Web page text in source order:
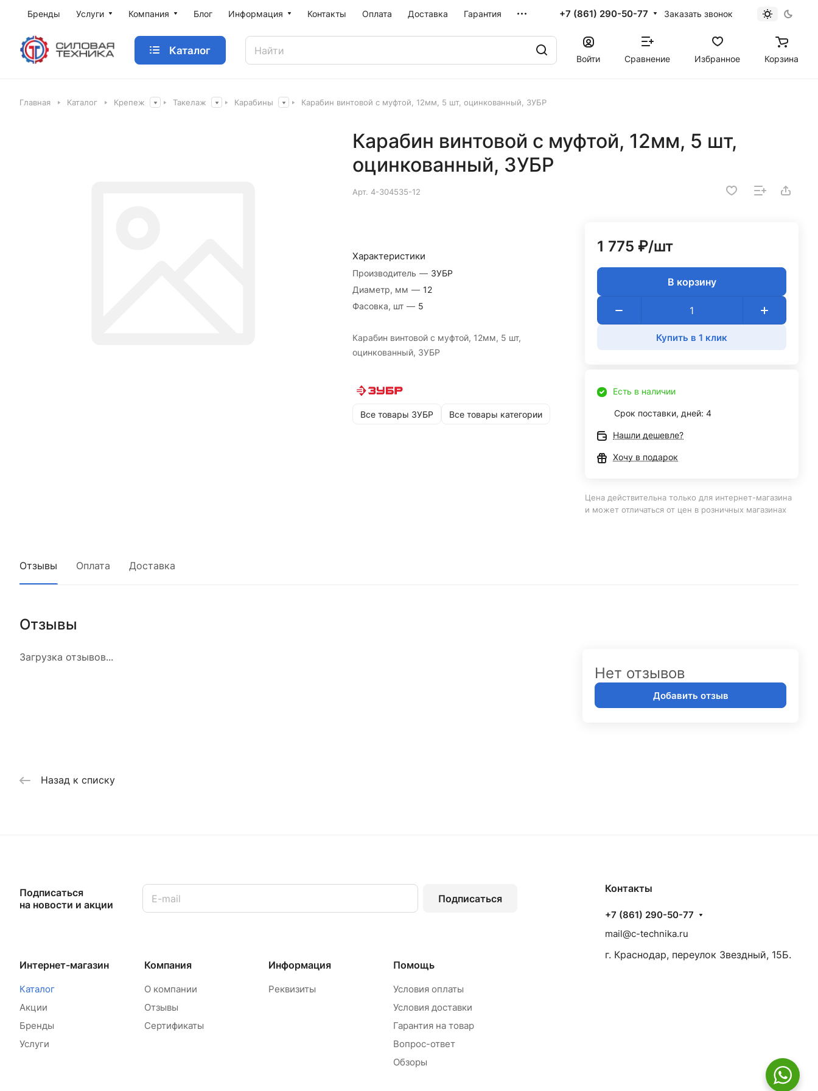
Бренды Услуги Компания Блог Информация Контакты Оплата Доставка Гарантия +7 (861) 290-50-77 Заказать звонок
Каталог
Войти Сравнение Избранное Корзина
Главная Каталог Крепеж Такелаж Карабины Карабин винтовой с муфтой, 12мм, 5 шт, оцинкованный, ЗУБР
Карабин винтовой с муфтой, 12мм, 5 шт,
оцинкованный, ЗУБР
Арт. 4-304535-12
Характеристики
Производитель — ЗУБР
Диаметр, мм — 12
Фасовка, шт — 5
Карабин винтовой с муфтой, 12мм, 5 шт,
оцинкованный, ЗУБР
Все товары ЗУБР Все товары категории
1 775 ₽/шт
В корзину
Купить в 1 клик
Есть в наличии
Срок поставки, дней: 4
Нашли дешевле?
Хочу в подарок
Цена действительна только для интернет-магазина
и может отличаться от цен в розничных магазинах
Отзывы Оплата Доставка
Отзывы
Загрузка отзывов...
Нет отзывов
Добавить отзыв
Назад к списку
Подписаться
на новости и акции
Подписаться
Интернет-магазин
Каталог
Акции
Бренды
Услуги
Компания
О компании
Отзывы
Сертификаты
Информация
Реквизиты
Помощь
Условия оплаты
Условия доставки
Гарантия на товар
Вопрос-ответ
Обзоры
Контакты
+7 (861) 290-50-77
mail@c-technika.ru
г. Краснодар, переулок Звездный, 15Б.